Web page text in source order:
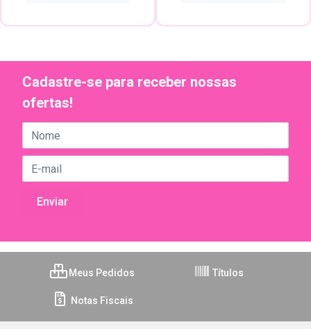
Cadastre-se para receber nossas
ofertas!
Meus Pedidos Títulos
Notas Fiscais